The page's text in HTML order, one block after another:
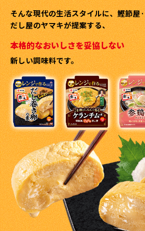
サッと鍋®
楽チン屋®
割烹白だしレシピ
レシピ特設サイト
割烹白だしレシピ特集
だし巻き卵特集
かつおだしが決め手！簡単茶碗蒸し
そんな現代の生活スタイルに、鰹節屋·
だし屋のヤマキが提案する、
本格的なおいしさを妥協しない
新しい調味料です。